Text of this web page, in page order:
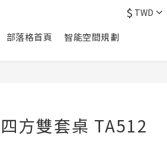
$ TWD
部落格首頁 智能空間規劃
四方雙套桌 TA512